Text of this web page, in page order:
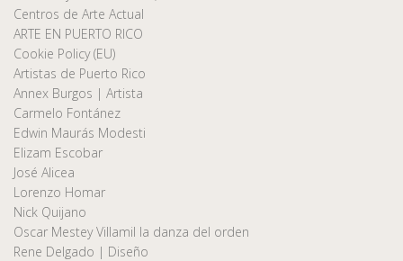
Centros de Arte Actual
ARTE EN PUERTO RICO
Cookie Policy (EU)
Artistas de Puerto Rico
Annex Burgos | Artista
Carmelo Fontánez
Edwin Maurás Modesti
Elizam Escobar
José Alicea
Lorenzo Homar
Nick Quijano
Oscar Mestey Villamil la danza del orden
Rene Delgado | Diseño